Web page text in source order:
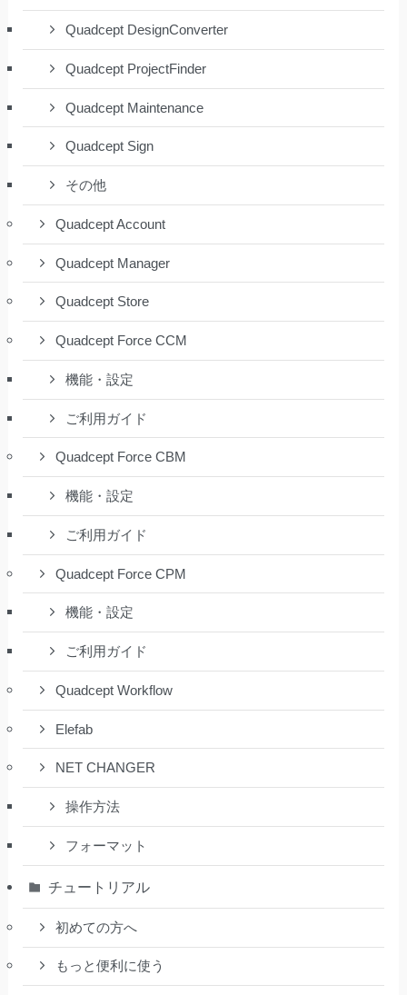
Quadcept DesignConverter
Quadcept ProjectFinder
Quadcept Maintenance
Quadcept Sign
その他
Quadcept Account
Quadcept Manager
Quadcept Store
Quadcept Force CCM
機能・設定
ご利用ガイド
Quadcept Force CBM
機能・設定
ご利用ガイド
Quadcept Force CPM
機能・設定
ご利用ガイド
Quadcept Workflow
Elefab
NET CHANGER
操作方法
フォーマット
チュートリアル
初めての方へ
もっと便利に使う